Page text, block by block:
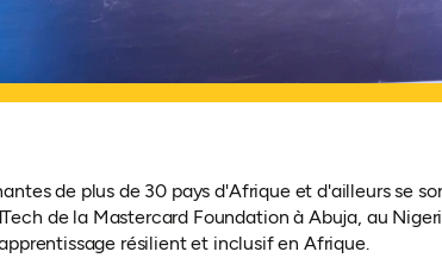
de plus de 30 pays d'Afrique et d'ailleurs se
de la Mastercard Foundation à Abuja, au
résilient et inclusif en Afrique.